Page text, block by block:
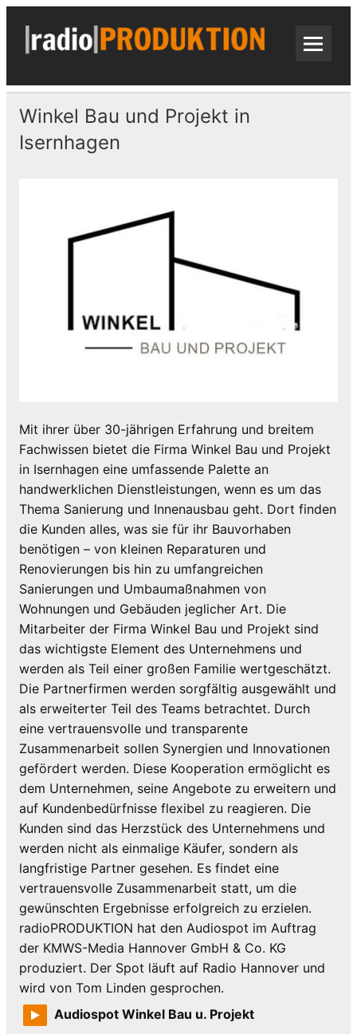
Skip
content
Winkel Bau und Projekt in
Isernhagen
Mit ihrer über 30-jährigen Erfahrung und breitem
Fachwissen bietet die Firma Winkel Bau und Projekt
in Isernhagen eine umfassende Palette an
handwerklichen Dienstleistungen, wenn es um das
Thema Sanierung und Innenausbau geht. Dort finden
die Kunden alles, was sie für ihr Bauvorhaben
benötigen – von kleinen Reparaturen und
Renovierungen bis hin zu umfangreichen
Sanierungen und Umbaumaßnahmen von
Wohnungen und Gebäuden jeglicher Art. Die
Mitarbeiter der Firma Winkel Bau und Projekt sind
das wichtigste Element des Unternehmens und
werden als Teil einer großen Familie wertgeschätzt.
Die Partnerfirmen werden sorgfältig ausgewählt und
als erweiterter Teil des Teams betrachtet. Durch
eine vertrauensvolle und transparente
Zusammenarbeit sollen Synergien und Innovationen
gefördert werden. Diese Kooperation ermöglicht es
dem Unternehmen, seine Angebote zu erweitern und
auf Kundenbedürfnisse flexibel zu reagieren. Die
Kunden sind das Herzstück des Unternehmens und
werden nicht als einmalige Käufer, sondern als
langfristige Partner gesehen. Es findet eine
vertrauensvolle Zusammenarbeit statt, um die
gewünschten Ergebnisse erfolgreich zu erzielen.
radioPRODUKTION hat den Audiospot im Auftrag
der KMWS-Media Hannover GmbH & Co. KG
produziert. Der Spot läuft auf Radio Hannover und
wird von Tom Linden gesprochen.
Audiospot Winkel Bau u. Projekt